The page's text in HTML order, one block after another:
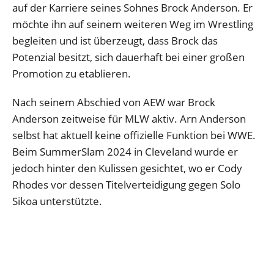
auf der Karriere seines Sohnes Brock Anderson. Er
möchte ihn auf seinem weiteren Weg im Wrestling
begleiten und ist überzeugt, dass Brock das
Potenzial besitzt, sich dauerhaft bei einer großen
Promotion zu etablieren.
Nach seinem Abschied von AEW war Brock
Anderson zeitweise für MLW aktiv. Arn Anderson
selbst hat aktuell keine offizielle Funktion bei WWE.
Beim SummerSlam 2024 in Cleveland wurde er
jedoch hinter den Kulissen gesichtet, wo er Cody
Rhodes vor dessen Titelverteidigung gegen Solo
Sikoa unterstützte.